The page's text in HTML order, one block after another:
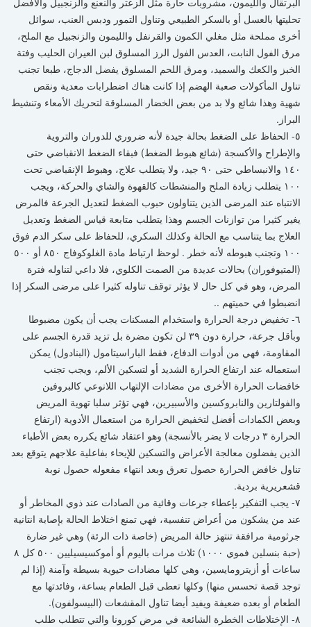
تحليتها بالعسل أو بالسكر الطبيعي وتناول التمور ودبس العنب، سوائل
أخرى مملحة مثل مغلي الكمون والقرنفل والليمون والزنجبيل مع الملح،
مرق الفول النابت، العدس الفول الرز المسلوق لبن العيران الحليب وفتة
الخبز والكعك والسميد، ومرق اللحم المسلوق يفضل الدجاج، طبعا تجنب
تناول المأكولات صعبة الهضم إذا كانت هناك اضطرابات معدية ونقص
شهية وهذا شائع ولا بد من بعض الخضار المسلوقة لتحريك الأمعاء وتنشيط
البراز.
٥- الحفاظ على الضغط بحالة جيدة لأنه ضروري للدوران والتروية
والإطراح والأكسجة (شائع هبوط الضغط) فبقاء الضغط الانقباضي حتى
١٤٠ والانبساطي حتى ٩٠ جيد، ولا يتطلب علاج، وهبوط الإنقباضي تحت
١٠٠ يتطلب زيادة الملح والمنشطات كالقهوة والشاي والحركة، ويجب
الانتباه عند المرضى الذين يتناولون حبوب الضغط لتعديل الجرعة فالمرض
يغير كثيرا من توازنات الجسم وهذا يتطلب متابعة قياس الضغط وتعديل
العلاج بما يتناسب مع الحالة وكذلك السكري، للحفاظ على سكر الدم فوق
١٠٠ وتجنب هبوطه لأنه خطر . لوحظ ارتباط مادة الغلوكوفاج ٨٥٠ أو ٥٠٠
(المتيوفوران) بحالات عديدة من الصمت الكلوي، فلا داعي لتناوله فترة
المرض، وهو في كل حال لا يؤثر توقف تناوله كثيرا على مرضى السكر إذا
انضبطوا في حميتهم ..
٦- تخفيض درجة الحرارة واستخدام المسكنات يجب أن يكون مضبوطا
وبأقل جرعة، حرارة دون ٣٩ لن تكون مضرة بل تزيد قدرة الجسم على
المقاومة، فهي من أدوات الدفاع، فقط الباراسيتامول (البنادول) يمكن
استعماله عند ارتفاع الحرارة الشديد أو لتسكين الألم، ويجب تجنب
خافضات الحرارة الأخرى من مضادات الإلتهاب اللانوعي كالبروفين
والفولتارين والنابروكسين والأسبيرين، فهي تؤثر سلبا تهوية المريض
وبعض الكمادات أفضل لتخفيض الحرارة من استعمال الأدوية (ارتفاع
الحرارة ٣ درجات لا يضر بالأنسجة) وهو اعتقاد شائع يكرره بعض الأطباء
الذين يفضلون معالجة الأعراض والتسكين للإيحاء بفاعلية علاجهم يتوقع بعد
تناول خافض الحرارة حصول تعرق وبعد انتهاء مفعوله حصول نوبة
قشعريرية بردية.
٧- يجب التفكير بإعطاء جرعات وقائية من الصادات عند ذوي المخاطر أو
عند من يشكون من أعراض تنفسية، فهي تمنع اختلاط الحالة بإصابة انتانية
جرثومية مرافقة تنتهز حالة المريض (خاصة ذات الرئة) وهي غير ضارة
(حبة بنسلين فموي ١٠٠٠) ثلاث مرات باليوم أو أموكسيسيليين ٥٠٠ كل ٨
ساعات أو أزيترومايسين، وهي كلها مضادات حيوية بسيطة وآمنة (إذا لم
توجد قصة تحسس منها) وكلها تعطى قبل الطعام بساعة، وفائدتها مع
الطعام أو بعده ضعيفة ويفيد أيضا تناول المقشعات (البيسولفون).
٨- الإختلاطات الخطرة الشائعة في مرض كورونا والتي تتطلب طلب